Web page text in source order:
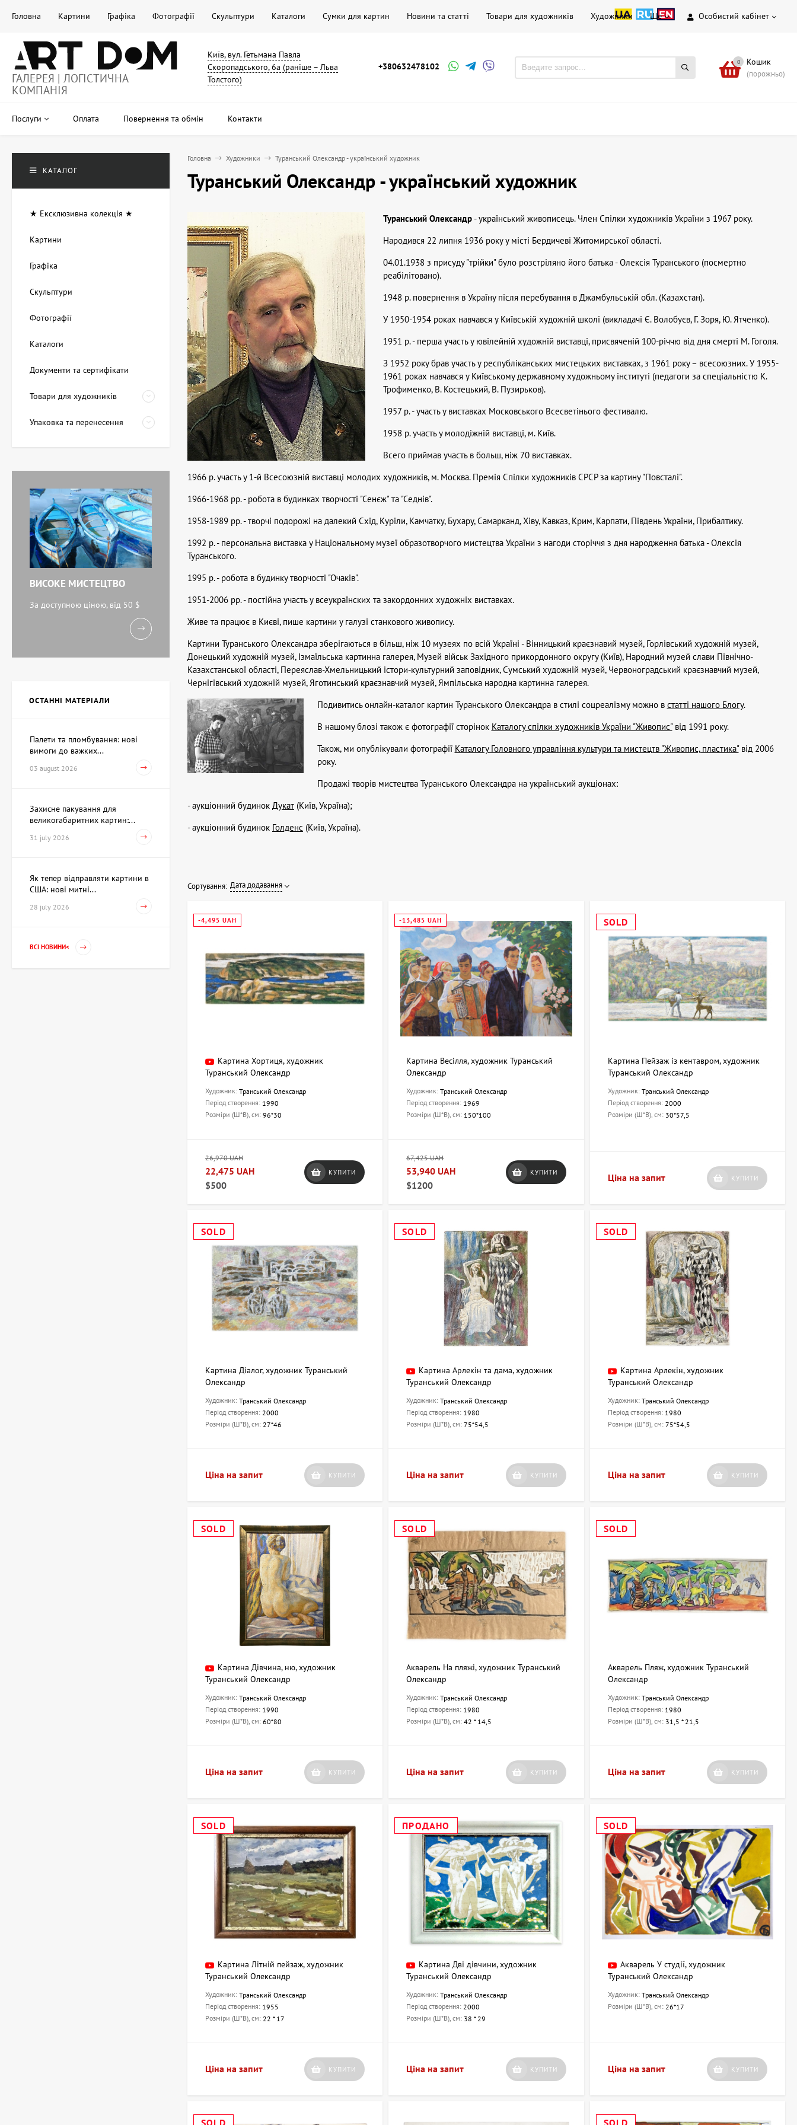
Особистий кабінет
Головна Картини Графіка Фотографії Скульптури Каталоги Сумки для картин Новини та статті Товари для художників Художники Ще
ГАЛЕРЕЯ | ЛОГІСТИЧНА
КОМПАНІЯ
Київ, вул. Гетьмана Павла
Скоропадського, 6а (раніше – Льва
Толстого)
+380632478102 0 Кошик
(порожньо)
Послуги Оплата Повернення та обмін Контакти
Головна Художники Туранський Олександр - український художник
Туранський Олександр - український художник
Туранський Олександр- український живописець. Член Спілки художників України з 1967 року.
Народився 22 липня 1936 року у місті Бердичеві Житомирської області.
04.01.1938 з присуду "трійки" було розстріляно його батька - Олексія Туранського (посмертно
реабілітовано).
1948 р. повернення в Україну після перебування в Джамбульській обл. (Казахстан).
У 1950-1954 роках навчався у Київській художній школі (викладачі Є. Волобуєв, Г. Зоря, Ю. Ятченко).
1951 р. - перша участь у ювілейній художній виставці, присвяченій 100-річчю від дня смерті М. Гоголя.
З 1952 року брав участь у республіканських мистецьких виставках, з 1961 року – всесоюзних. У 1955-
1961 роках навчався у Київському державному художньому інституті (педагоги за спеціальністю К.
Трофименко, В. Костецький, В. Пузирьков).
1957 р. - участь у виставках Московського Всесветінього фестивалю.
1958 р. участь у молодіжній виставці, м. Київ.
Всего приймав участь в больш, ніж 70 виставках.
1966 р. участь у 1-й Всесоюзній виставці молодих художників, м. Москва. Премія Спілки художників СРСР за картину "Повсталі".
1966-1968 рр. - робота в будинках творчості "Сенєж" та "Седнів".
1958-1989 рр. - творчі подорожі на далекий Схід, Куріли, Камчатку, Бухару, Самарканд, Хіву, Кавказ, Крим, Карпати, Південь України, Прибалтику.
1992 р. - персональна виставка у Національному музеї образотворчого мистецтва України з нагоди сторіччя з дня народження батька - Олексія
Туранського.
1995 р. - робота в будинку творчості "Очаків".
1951-2006 рр. - постійна участь у всеукраїнских та закордонних художніх виставках.
Живе та працює в Києві, пише картини у галузі станкового живопису.
Картини Туранського Олександра зберігаються в більш, ніж 10 музеях по всій Україні - Вінницький краєзнавий музей, Горлівський художній музей,
Донецький художній музей, Ізмаїльська картинна галерея, Музей військ Західного прикордонного округу (Київ), Народний музей слави Північно-
Казахстанської області, Переяслав-Хмельницький істори-культурний заповідник, Сумський художній музей, Червоноградський краєзнавчий музей,
Чернігівський художній музей, Яготинський краєзнавчий музей, Ямпільська народна картинна галерея.
Подивитись онлайн-каталог картин Туранського Олександра в стилі соцреалізму можно в статті нашого Блогу.
В нашому блозі також є фотографії сторінок Каталогу спілки художників України "Живопис"від 1991 року.
Також, ми опублікували фотографії Каталогу Головного управління культури та мистецтв "Живопис, пластика"від 2006
року.
Продажі творів мистецтва Туранського Олександра на український аукціонах:
- аукціонний будинок Дукат (Київ, Україна);
- аукціонний будинок Голденс (Київ, Україна).
Сортування: Дата додавання
-4,495 UAH
Картина Хортиця, художник
Туранський Олександр
Художник: Транський Олександр
Період створення: 1990
Розміри (Ш*В), см: 96*30
26,970 UAH
22,475 UAH
$500
КУПИТИ
-13,485 UAH
Картина Весілля, художник Туранський
Олександр
Художник:Транський Олександр
Період створення: 1969
Розміри (Ш*В), см: 150*100
67,425 UAH
53,940 UAH
$1200
КУПИТИ
SOLD
Картина Пейзаж із кентавром, художник
Туранський Олександр
Художник: Транський Олександр
Період створення: 2000
Розміри (Ш*В), см: 30*57,5
Ціна на запит КУПИТИ
SOLD
Картина Діалог, художник Туранський
Олександр
Художник: Транський Олександр
Період створення: 2000
Розміри (Ш*В), см: 27*46
Ціна на запит КУПИТИ
SOLD
Картина Арлекін та дама, художник
Туранський Олександр
Художник:Транський Олександр
Період створення: 1980
Розміри (Ш*В), см:75*54,5
Ціна на запит КУПИТИ
SOLD
Картина Арлекін, художник
Туранський Олександр
Художник: Транський Олександр
Період створення: 1980
Розміри (Ш*В), см: 75*54,5
Ціна на запит КУПИТИ
SOLD
Картина Дівчина, ню, художник
Туранський Олександр
Художник: Транський Олександр
Період створення: 1990
Розміри (Ш*В), см: 60*80
Ціна на запит КУПИТИ
SOLD
Акварель На пляжі, художник Туранський
Олександр
Художник:Транський Олександр
Період створення: 1980
Розміри (Ш*В), см:42 * 14,5
Ціна на запит КУПИТИ
SOLD
Акварель Пляж, художник Туранський
Олександр
Художник: Транський Олександр
Період створення: 1980
Розміри (Ш*В), см: 31,5 * 21,5
Ціна на запит КУПИТИ
SOLD
Картина Літній пейзаж, художник
Туранський Олександр
Художник: Транський Олександр
Період створення: 1955
Розміри (Ш*В), см: 22 * 17
Ціна на запит КУПИТИ
ПРОДАНО
Картина Дві дівчини, художник
Туранський Олександр
Художник:Транський Олександр
Період створення: 2000
Розміри (Ш*В), см: 38 * 29
Ціна на запит КУПИТИ
SOLD
Акварель У студії, художник
Туранський Олександр
Художник: Транський Олександр
Розміри (Ш*В), см: 26*17
Ціна на запит КУПИТИ
КАТАЛОГ
★ Ексклюзивна колекція ★
Картини
Графіка
Скульптури
Фотографії
Каталоги
Документи та сертифікати
Товари для художників
Упаковка та перенесення
ВИСОКЕ МИСТЕЦТВО
За доступною ціною, від 50 $
ОСТАННІ МАТЕРІАЛИ
Палети та пломбування: нові
вимоги до важких...
03 august 2026
Захисне пакування для
великогабаритних картин:...
31 july 2026
Як тепер відправляти картини в
США: нові митні...
28 july 2026
ВСІ НОВИНИ<